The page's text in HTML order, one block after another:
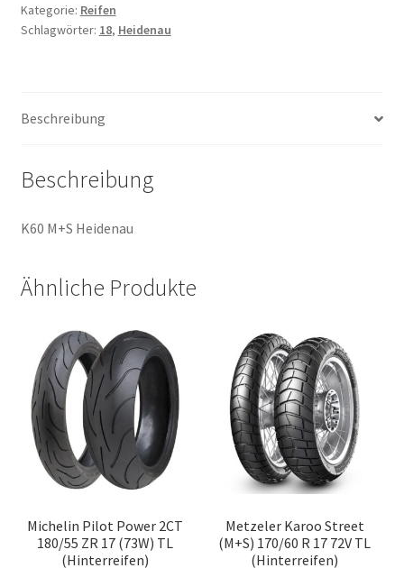
120/80
-
(Hinterreifen)
Kategorie: Reifen
Schlagwörter: 18, Heidenau
Beschreibung
Beschreibung
K60 M+S Heidenau
Ähnliche Produkte
Michelin Pilot Power 2CT
180/55 ZR 17 (73W) TL
(Hinterreifen)
Metzeler Karoo Street
(M+S) 170/60 R 17 72V TL
(Hinterreifen)